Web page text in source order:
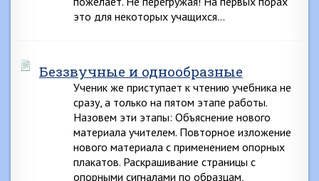
это для некоторых учащихся…
Беззвучные и однообразные
Ученик же приступает к чтению учебника не
сразу, а только на пятом этапе работы.
Назовем эти этапы: Объяснение нового
материала учителем. Повторное изложение
нового материала с применением опорных
плакатов. Раскрашивание страницы с
опорными сигналами по образцам,